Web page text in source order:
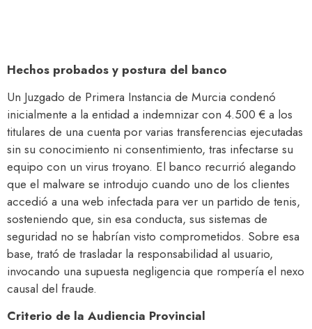
Hechos probados y postura del banco
Un Juzgado de Primera Instancia de Murcia condenó
inicialmente a la entidad a indemnizar con 4.500 € a los
titulares de una cuenta por varias transferencias ejecutadas
sin su conocimiento ni consentimiento, tras infectarse su
equipo con un virus troyano. El banco recurrió alegando
que el malware se introdujo cuando uno de los clientes
accedió a una web infectada para ver un partido de tenis,
sosteniendo que, sin esa conducta, sus sistemas de
seguridad no se habrían visto comprometidos. Sobre esa
base, trató de trasladar la responsabilidad al usuario,
invocando una supuesta negligencia que rompería el nexo
causal del fraude.
Criterio de la Audiencia Provincial